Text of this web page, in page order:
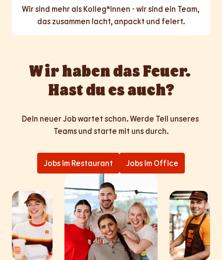
Wir sind mehr als Kolleg*innen - wir sind ein Team,
das zusammen lacht, anpackt und feiert.
Wir haben das Feuer.
Hast du es auch?
Dein neuer Job wartet schon. Werde Teil unseres
Teams und starte mit uns durch.
Jobs im Restaurant Jobs im Office